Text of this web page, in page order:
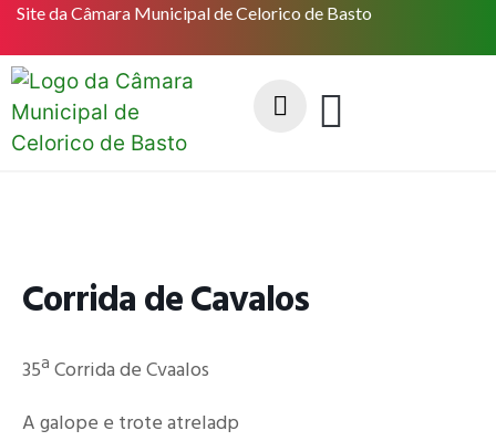
Site da Câmara Municipal de Celorico de Basto
Corrida de Cavalos
35ª Corrida de Cvaalos
A galope e trote atreladp